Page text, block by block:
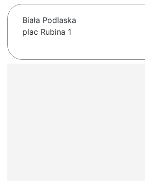
Biała Podlaska
plac Rubina 1